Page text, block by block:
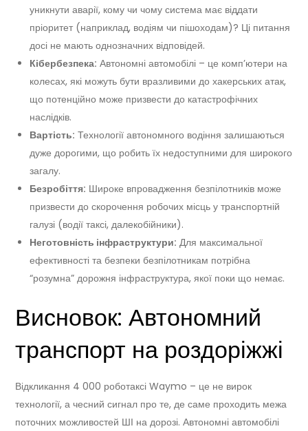
уникнути аварії, кому чи чому система має віддати
пріоритет (наприклад, водіям чи пішоходам)? Ці питання
досі не мають однозначних відповідей.
Кібербезпека: Автономні автомобілі – це комп’ютери на
колесах, які можуть бути вразливими до хакерських атак,
що потенційно може призвести до катастрофічних
наслідків.
Вартість: Технології автономного водіння залишаються
дуже дорогими, що робить їх недоступними для широкого
загалу.
Безробіття: Широке впровадження безпілотників може
призвести до скорочення робочих місць у транспортній
галузі (водії таксі, далекобійники).
Неготовність інфраструктури: Для максимальної
ефективності та безпеки безпілотникам потрібна
“розумна” дорожня інфраструктура, якої поки що немає.
Висновок: Автономний
транспорт на роздоріжжі
Відкликання 4 000 роботаксі Waymo – це не вирок
технології, а чесний сигнал про те, де саме проходить межа
поточних можливостей ШІ на дорозі. Автономні автомобілі